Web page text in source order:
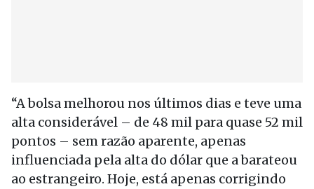
“A bolsa melhorou nos últimos dias e teve uma
alta considerável – de 48 mil para quase 52 mil
pontos – sem razão aparente, apenas
influenciada pela alta do dólar que a barateou
ao estrangeiro. Hoje, está apenas corrigindo